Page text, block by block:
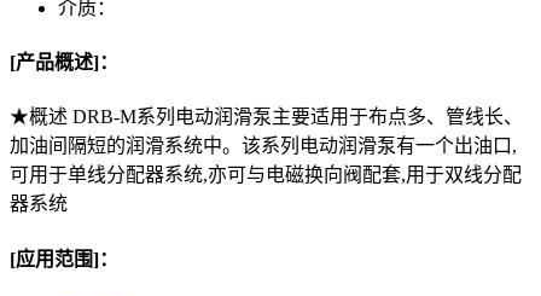
介质：
[产品概述]：
★概述 DRB-M系列电动润滑泵主要适用于布点多、管线长、
加油间隔短的润滑系统中。该系列电动润滑泵有一个出油口,
可用于单线分配器系统,亦可与电磁换向阀配套,用于双线分配
器系统
[应用范围]：